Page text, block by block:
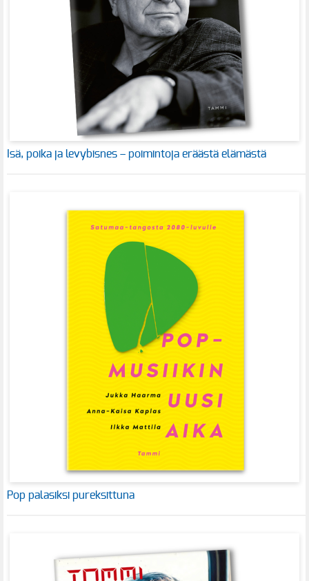
Isä, poika ja levybisnes – poimintoja eräästä elämästä
Pop palasiksi pureksittuna